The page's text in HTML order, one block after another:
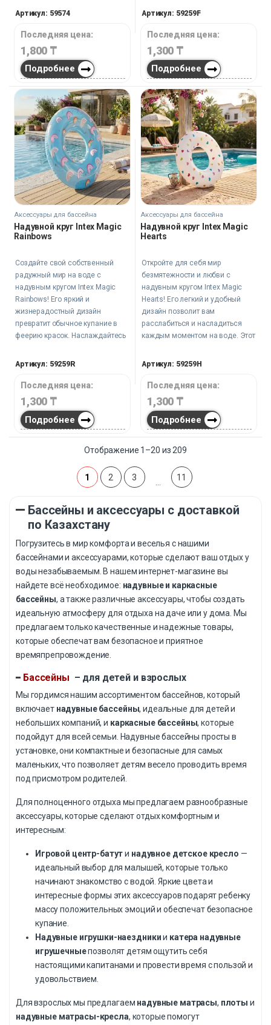
Артикул: 59574
Последняя цена:
1,800 ₸
Подробнее
стильном круге.
Артикул: 59259F
Последняя цена:
1,300 ₸
Подробнее
Аксессуары для бассейна
Надувной круг Intex Magic
Rainbows
Создайте свой собственный
радужный мир на воде с
надувным кругом Intex Magic
Rainbows! Его яркий и
жизнерадостный дизайн
превратит обычное купание в
феерию красок. Наслаждайтесь
воздухом, расслабляясь на этом
Артикул: 59259R
Последняя цена:
1,300 ₸
Подробнее
Аксессуары для бассейна
Надувной круг Intex Magic
Hearts
Откройте для себя мир
безмятежности и любви с
надувным кругом Intex Magic
Hearts! Его легкий и удобный
дизайн позволит вам
расслабиться и насладиться
каждым моментом на воде. Этот
вашего летнего отдыха,
стиль и романтическое
настроение.
Артикул: 59259H
Последняя цена:
1,300 ₸
Подробнее
Отображение 1–20 из 209
1 2 3 … 11
Бассейны и аксессуары с доставкой
по Казахстану
Погрузитесь в мир комфорта и веселья с нашими
бассейнами и аксессуарами, которые сделают ваш отдых у
воды незабываемым. В нашем интернет-магазине вы
найдете всё необходимое: надувные и каркасные
бассейны, а также различные аксессуары, чтобы создать
идеальную атмосферу для отдыха на даче или у дома. Мы
предлагаем только качественные и надежные товары,
которые обеспечат вам безопасное и приятное
времяпрепровождение.
Бассейны – для детей и взрослых
Мы гордимся нашим ассортиментом бассейнов, который
включает надувные бассейны, идеальные для детей и
небольших компаний, и каркасные бассейны, которые
подойдут для всей семьи. Надувные бассейны просты в
установке, они компактные и безопасные для самых
маленьких, что позволяет детям весело проводить время
под присмотром родителей.
Для полноценного отдыха мы предлагаем разнообразные
аксессуары, которые сделают отдых комфортным и
интересным:
Игровой центр-батути надувное детское кресло —
идеальный выбор для малышей, которые только
начинают знакомство с водой. Яркие цвета и
интересные формы этих аксессуаров подарят ребенку
массу положительных эмоций и обеспечат безопасное
купание.
Надувные игрушки-наездникии катера надувные
игрушечныепозволят детям ощутить себя
настоящими капитанами и провести время с пользой и
удовольствием.
Для взрослых мы предлагаем надувные матрасы, плоты и
надувные матрасы-кресла, которые помогут